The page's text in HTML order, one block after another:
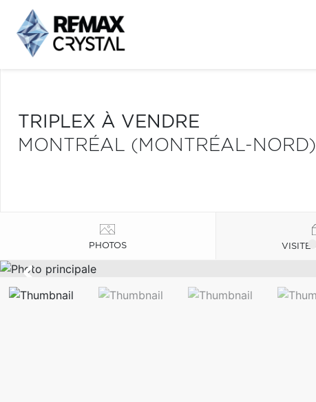
TRIPLEX À VENDRE
MONTRÉAL (MONTRÉAL-NORD)
PHOTOS VISITE